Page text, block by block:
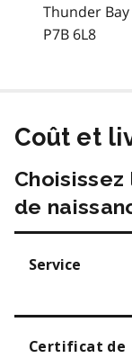
Thunder
P7B 6L8
Coût et
Choisissez
de
Service
Certificat de